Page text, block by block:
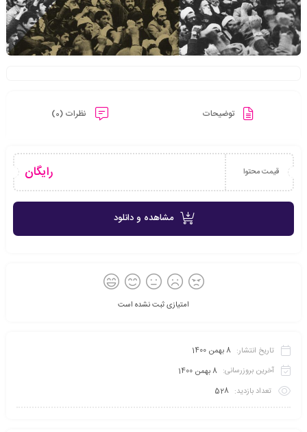
توضیحات نظرات (0)
قیمت محتوا رایگان
مشاهده و دانلود
امتیازی ثبت نشده است
تاریخ انتشار: 8 بهمن 1400
آخرین بروزرسانی: 8 بهمن 1400
تعداد بازدید: 528